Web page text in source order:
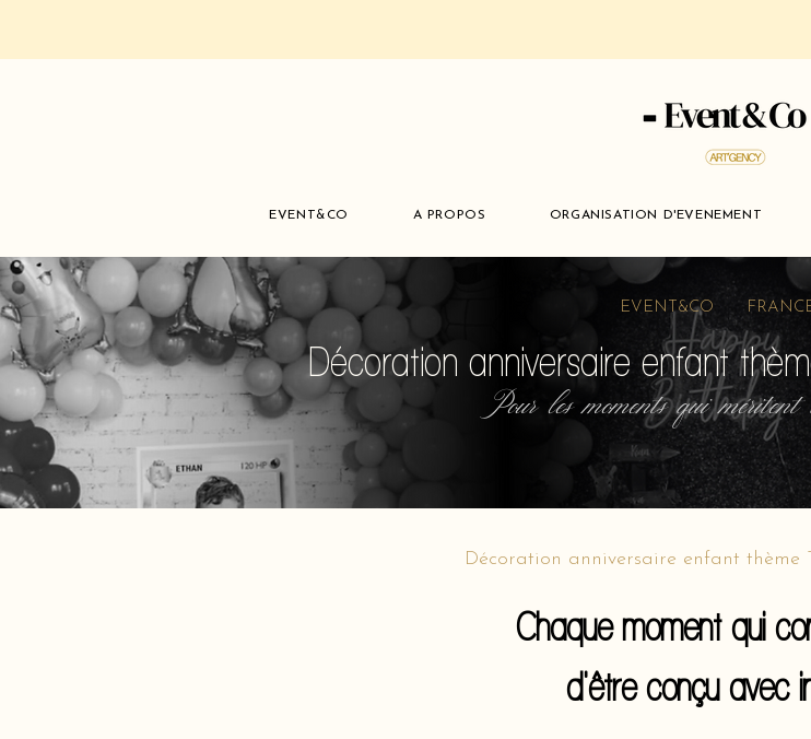
EVENT&CO A PROPOS ORGANISATION D'EVENEMENT
EVENT&CO
Décoration anniversaire enfant
Pour les moments qui méritent
Décoration anniversaire enfant thème
Chaque moment qui
d'être conçu avec